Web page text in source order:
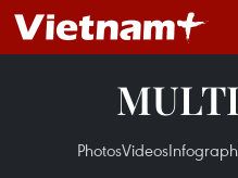
PhotosVideos